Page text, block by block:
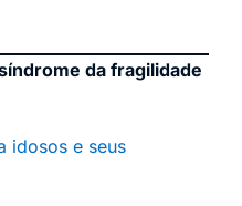
da fragilidade
idosos e seus